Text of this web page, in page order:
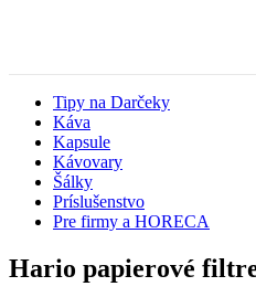
Tipy na Darčeky
Káva
Kapsule
Kávovary
Šálky
Príslušenstvo
Pre firmy a HORECA
Hario papierové